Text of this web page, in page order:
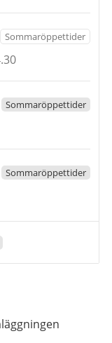
Sommaröppettider
Sommaröppettider
Sommaröppettider